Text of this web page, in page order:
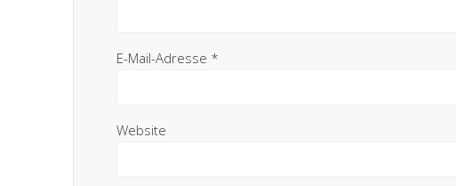
E-Mail-Adresse *
Website